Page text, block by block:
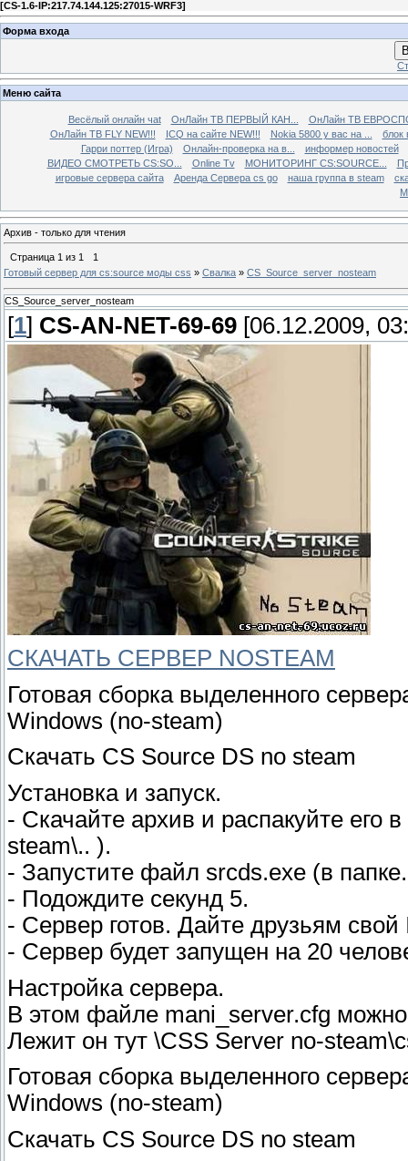
[CS-1.6-IP:217.74.144.125:27015-WRF3]
Форма входа
Меню сайта
Весёлый онлайн чаt ОнЛайн ТВ ПЕРВЫЙ КАН...
ОнЛайн ТВ
ОнЛайн ТВ FLY NEW!!!
ICQ на сайте NEW!!! Nokia 5800 у вас на ...
блок
Гарри поттер (Игра)
Онлайн-проверка на в...
информер новостей
ВИДЕО СМОТРЕТЬ CS:SO...
Online Tv МОНИТОРИНГ CS:SOURCE...
игровые сервера сайта
Аренда Сервера cs go наша группа в steam
Архив - только для чтения
Страница 1 из 1
1
Готовый сервер для cs:source моды css » Свалка » CS_Source_server_nosteam
CS_Source_server_nosteam
[1] CS-AN-NET-69-69 [06.12.2009,
СКАЧАТЬ СЕРВЕР NOSTEAM
Готовая сборка выделенного
Windows (no-steam)
Скачать CS Source DS no steam
Установка и запуск.
- Скачайте архив и распакуйте
steam\.. ).
- Запустите файл srcds.exe (в
- Подождите секунд 5.
- Сервер готов. Дайте друзьям
- Сервер будет запущен на 20
Настройка сервера.
В этом файле mani_server.cfg можно
Лежит он тут \CSS Server no-
Готовая сборка выделенного
Windows (no-steam)
Скачать CS Source DS no steam